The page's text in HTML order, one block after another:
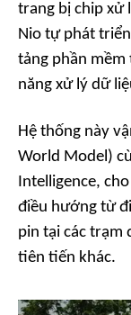
trang bị chip xử
Nio tự phát
tảng phần mềm
năng xử lý dữ
Hệ thống này
World Model)
Intelligence,
điều hướng từ
pin tại các trạm
tiên tiến khác.